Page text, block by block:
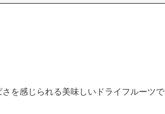
を感じられる美味しいドライフルーツで